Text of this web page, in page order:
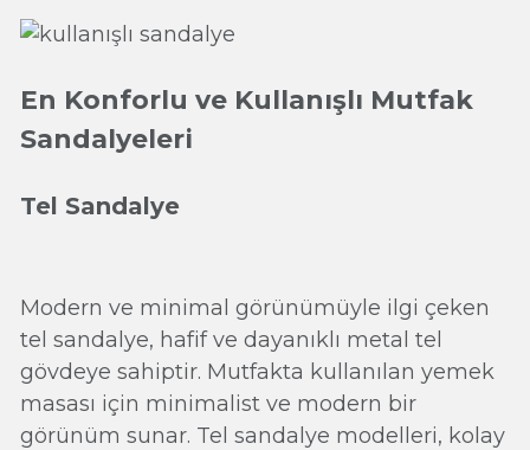
En Konforlu ve Kullanışlı Mutfak
Sandalyeleri
Tel Sandalye
Modern ve minimal görünümüyle ilgi çeken
tel sandalye, hafif ve dayanıklı metal tel
gövdeye sahiptir. Mutfakta kullanılan yemek
masası için minimalist ve modern bir
görünüm sunar. Tel sandalye modelleri, kolay